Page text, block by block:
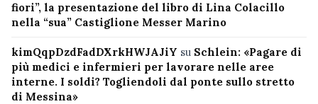
fiori”, la presentazione del libro di Lina Colacillo
nella “sua” Castiglione Messer Marino
kimQqpDzdFadDXrkHWJAJiY su Schlein: «Pagare di
più medici e infermieri per lavorare nelle aree
interne. I soldi? Togliendoli dal ponte sullo stretto
di Messina»